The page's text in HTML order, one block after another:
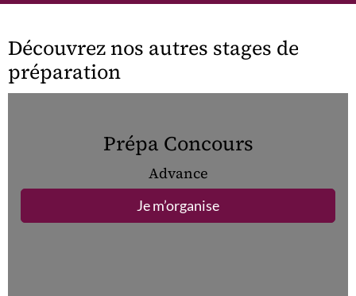
Découvrez nos autres stages de
préparation
Prépa Concours
Advance
Je m’organise